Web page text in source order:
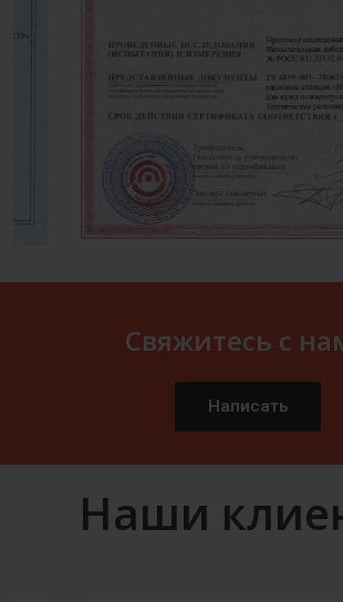
Свяжитесь с
Написать
Наши